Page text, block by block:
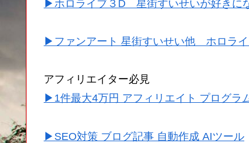
▶ホロライブ３D 星街すいせいが好きに
▶ファンアート 星街すいせい他 ホロライ
アフィリエイター必見
▶1件最大4万円 アフィリエイト プログラ
▶SEO対策 ブログ記事 自動作成 AIツール